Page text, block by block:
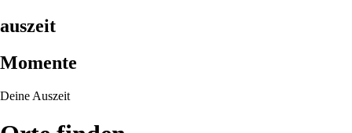
auszeit
Momente
Deine Auszeit